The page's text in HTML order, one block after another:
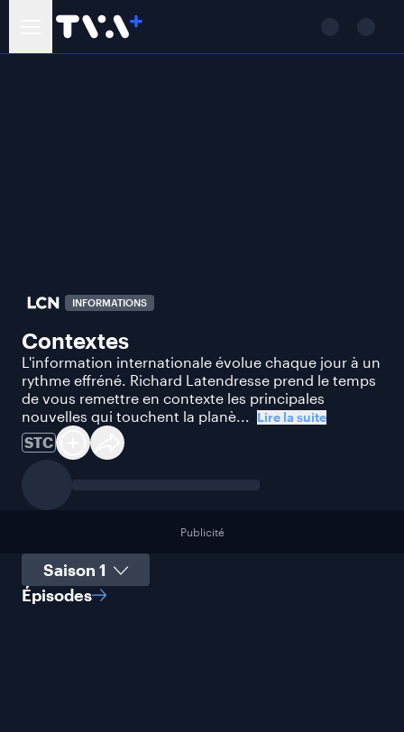
INFORMATIONS
Contextes
L'information internationale évolue chaque jour à un
rythme effréné. Richard Latendresse prend le temps
de vous remettre en contexte les principales
nouvelles qui touchent la planè... Lire la suite
STC
Publicité
Sélectionner une saison
Épisodes